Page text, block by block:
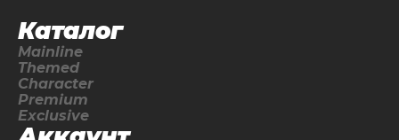
Каталог
Mainline
Themed
Character
Premium
Exclusive